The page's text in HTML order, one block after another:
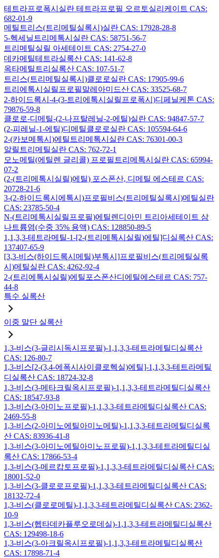
테트라프로폭시실란 테트라프로필 오르토실리케이트 CAS:
682-01-9
메틸트리스(트리메틸실록시)실란 CAS: 17928-28-8
5-헥세닐트리메톡시실란 CAS: 58751-56-7
트리메틸실릴 아세테이트 CAS: 2754-27-0
데카메틸테트라실록산 CAS: 141-62-8
옥타메틸트리실록산 CAS: 107-51-7
트리스(트리메틸실록시)클로로실란 CAS: 17905-99-6
트리에톡시실릴프로필말레아미드산 CAS: 33525-68-7
2-하이드록시-4-(3-트리에톡시실릴프로폭시)디페닐케톤 CAS:
79876-59-8
클로로-디메틸-(2-나프탈레닐-2-에틸)실란 CAS: 94847-57-7
(2-피레닐-1-에틸)디메틸클로로실란 CAS: 105594-64-6
2-(카보메톡시)에틸트리메톡시실란 CAS: 76301-00-3
알릴트리메틸실란 CAS: 762-72-1
모노메틸(에틸렌 글리콜) 프로필트리메톡시실란 CAS: 65994-
07-2
(2-(트리메톡시실릴)에틸) 포스폰산, 디메틸 에스테르 CAS:
20728-21-6
3-(2-하이드록시에톡시)프로필비스(트리메틸실록시)메틸실란
CAS: 23785-50-4
N-(트리메톡시실릴프로필)에틸렌디아민 트리아세테이트 삼
나트륨염(수중 35% 용액) CAS: 128850-89-5
1,1,3,3-테트라메틸-1-[2-(트리메톡시실릴)에틸]디실록산 CAS:
137407-65-9
[3,3-비스(하이드록시메틸)부톡시]프로필비스(트리메틸실록
시)메틸실란 CAS: 4262-92-4
2-(트리에톡시실릴)에틸포스폰산디에틸에스테르 CAS: 757-
44-8
특수 실록산
이중 말단 실록산
1,3-비스(3-글리시독시프로필)-1,1,3,3-테트라메틸디실록산
CAS: 126-80-7
1,3-비스[2-(3,4-에폭시사이클로헥실)에틸]-1,1,3,3-테트라메틸
디실록산 CAS: 18724-32-8
1,3-비스(3-메타크릴옥시프로필)-1,1,3,3-테트라메틸디실록산
CAS: 18547-93-8
1,3-비스(3-아미노프로필)-1,1,3,3-테트라메틸디실록산 CAS:
2469-55-8
1,3-비스(2-아미노에틸아미노메틸)-1,1,3,3-테트라메틸디실록
산 CAS: 83936-41-8
1,3-비스(3-아미노에틸아미노프로필)-1,1,3,3-테트라메틸디실
록산 CAS: 17866-53-4
1,3-비스(3-메르캅토프로필)-1,1,3,3-테트라메틸디실록산 CAS:
18001-52-0
1,3-비스(3-클로로프로필)-1,1,3,3-테트라메틸디실록산 CAS:
18132-72-4
1,3-비스(클로로메틸)-1,1,3,3-테트라메틸디실록산 CAS: 2362-
10-9
1,3-비스(헵타데카플루오로데실)-1,1,3,3-테트라메틸디실록산
CAS: 129498-18-6
1,3-비스(3-아크릴옥시프로필)-1,1,3,3-테트라메틸디실록산
CAS: 17898-71-4